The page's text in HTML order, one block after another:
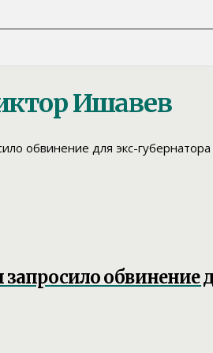
Ишавев
обвинение